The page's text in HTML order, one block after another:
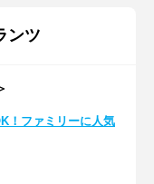
ンツ
！ファミリーに人気